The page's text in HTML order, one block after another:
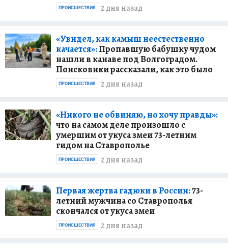
2 дня назад
ПРОИСШЕСТВИЯ
«Увидел, как камыш неестественно
качается»:Пропавшую бабушку чудом
нашли в канаве под Волгоградом.
Поисковики рассказали, как это было
2 дня назад
ПРОИСШЕСТВИЯ
«Никого не обвиняю, но хочу правды»:
что на самом деле произошло с
умершим от укуса змеи 73-летним
гидом на Ставрополье
2 дня назад
ПРОИСШЕСТВИЯ
Первая жертва гадюки в России:73-
летний мужчина со Ставрополья
скончался от укуса змеи
2 дня назад
ПРОИСШЕСТВИЯ